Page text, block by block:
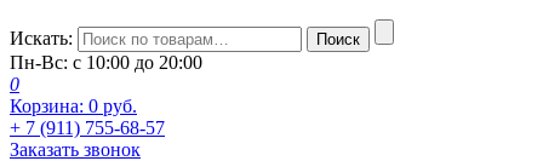
Искать: Поиск
Пн-Вс: с 10:00 до 20:00
0
Корзина: 0 руб.
+ 7 (911) 755-68-57
Заказать звонок